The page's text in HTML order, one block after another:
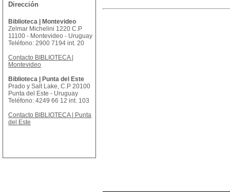
Dirección
Biblioteca | Montevideo
Zelmar Michelini 1220 C.P
11100 - Montevideo - Uruguay
Teléfono: 2900 7194 int. 20
Contacto BIBLIOTECA |
Montevideo
Biblioteca | Punta del Este
Prado y Salt Lake, C.P 20100
Punta del Este - Uruguay
Teléfono: 4249 66 12 int. 103
Contacto BIBLIOTECA | Punta
del Este